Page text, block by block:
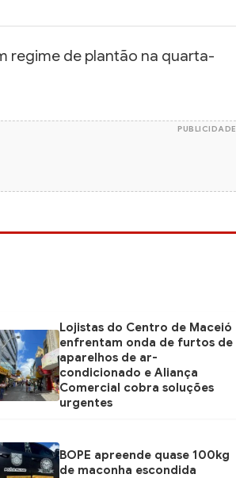
regime de plantão na quarta-
PUBLICIDADE
Lojistas do Centro de Maceió
enfrentam onda de furtos de
aparelhos de ar-
condicionado e Aliança
Comercial cobra soluções
urgentes
BOPE apreende quase 100kg
de maconha escondida